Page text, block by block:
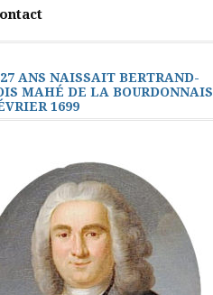
ANS NAISSAIT BERTRAND-
MAHÉ DE LA BOURDONNAIS
1699